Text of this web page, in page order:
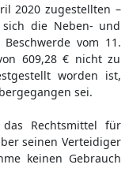
2020 zugestellten –
die Neben- und
vom 11.
609,28 € nicht zu
worden ist,
sei.
Rechtsmittel für
seinen Verteidiger
keinen Gebrauch